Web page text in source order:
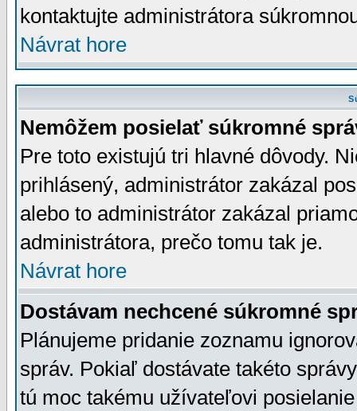
kontaktujte administrátora
Návrat hore
Nemôžem posielať súkromné
Pre toto existujú tri hlavné dôvody.
prihlásený, administrátor zakázal
alebo to administrátor zakázal
administrátora, prečo tomu tak je.
Návrat hore
Dostávam nechcené súkromné
Plánujeme pridanie zoznamu
správ. Pokiaľ dostávate takéto
tú moc takému užívateľovi